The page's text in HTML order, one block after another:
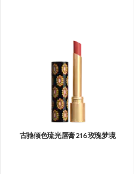
古驰倾色琉光唇膏216玫瑰梦境